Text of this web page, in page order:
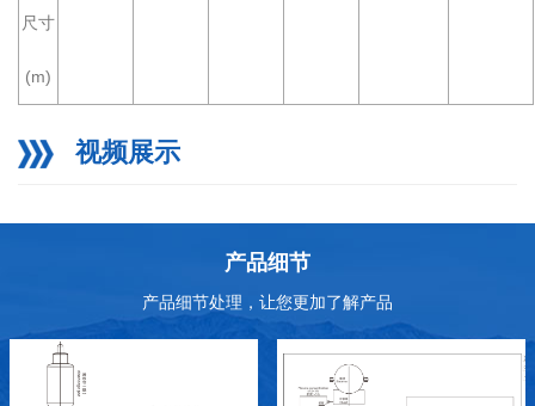
尺寸
(m)
视频展示
产品细节
产品细节处理，让您更加了解产品